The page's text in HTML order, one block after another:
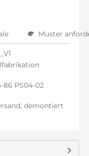
Muster
86 PS04-02
demontiert